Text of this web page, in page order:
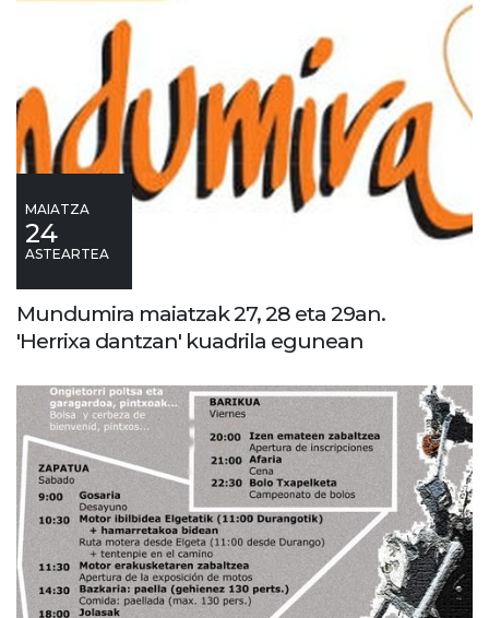
MAIATZA
24
ASTEARTEA
Mundumira maiatzak 27, 28 eta 29an.
'Herrixa dantzan' kuadrila egunean